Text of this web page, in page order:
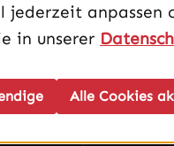
Infos
AGB
jederzeit anpassen
in unserer
Alle Cookies